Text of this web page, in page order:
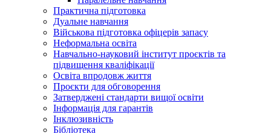
Практична підготовка
Дуальне навчання
Військова підготовка офіцерів запасу
Неформальна освіта
Навчально-науковий інститут проєктів та
підвищення кваліфікації
Освіта впродовж життя
Проєкти для обговорення
Затверджені стандарти вищої освіти
Інформація для гарантів
Інклюзивність
Бібліотека